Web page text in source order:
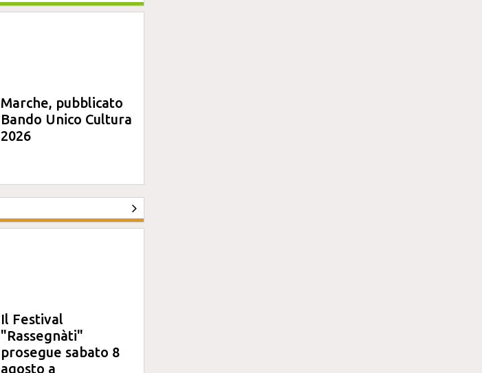
Marche, pubblicato
Bando Unico Cultura
2026
Il Festival
"Rassegnàti"
prosegue sabato 8
agosto a